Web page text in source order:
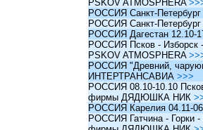
PSKOV ATMOSPHERA
РОССИЯ Санкт-
РОССИЯ Санкт-
РОССИЯ Дагестан 12.10-
РОССИЯ Псков - Изборск
PSKOV ATMOSPHERA
РОССИЯ "Древний,
ИНТЕРТРАНСАВИА >>>
РОССИЯ 08.10-10.10
фирмы ДЯДЮШКА НИК
РОССИЯ Карелия 04.11-
РОССИЯ Гатчина - Горки -